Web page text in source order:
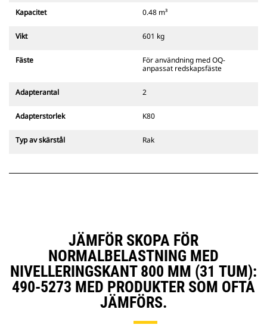
alltid finns i förarens siktlinje.
gripredskapsfästen är kompatibla
311–352 och alla hjulburna
grävmaskiner. Fästen för
Tillbehör som är kompatibla med
använder det fasta
anpassade redskapsfästen har ett
Kapacitet 0.48 m³
Vikt 601 kg
Fäste
För användning med OQ-
anpassat redskapsfäste
Adapterantal 2
Adapterstorlek K80
Typ av skärstål Rak
JÄMFÖR SKOPA FÖR
NORMALBELASTNING MED
NIVELLERINGSKANT 800 MM (31 TUM):
490-5273 MED PRODUKTER SOM OFTA
JÄMFÖRS.